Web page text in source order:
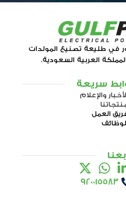
في طليعة تصنيع المولدات
العربية السعودية.
سريعة
والإعلام
العمل
920015583